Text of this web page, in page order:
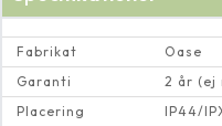
Fabrikat
Oase
Garanti
2 år (ej
Placering
IP44/